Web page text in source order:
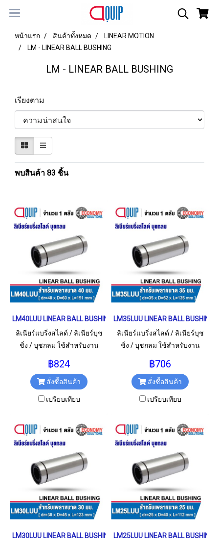
หน้าแรก สินค้าทั้งหมด
LINEAR MOTION
LM - LINEAR BALL BUSHING
LM - LINEAR BALL BUSHING
เรียงตาม
พบสินค้า 83 ชิ้น
LM40LUU LINEAR BALL BUSHING LM Type เพลา 40 มม.
ลิเนียร์แบริ่งสไลด์ / ลิเนียร์บุช
ชิ่ง / บุชกลม ใช้สำหรับงาน
LM40LUU / LM40L / LM40 LUU
ขนาด 40x60x151 มม.
฿824
สั่งซื้อสินค้า
เปรียบเทียบ
LM35LUU LINEAR BALL
ลิเนียร์แบริ่งสไลด์ / ลิเนียร์บุช
ชิ่ง / บุชกลม ใช้สำหรับงาน
LM35LUU / LM35L / LM35 LUU
ขนาด 35x52x135 มม.
฿706
สั่งซื้อสินค้า
เปรียบเทียบ
LM30LUU LINEAR BALL BUSHING LM Type เพลา 30 มม.
LM25LUU LINEAR BALL